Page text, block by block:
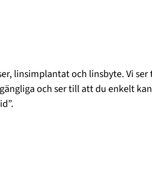
linsimplantat och linsbyte. Vi
och ser till att du enkelt